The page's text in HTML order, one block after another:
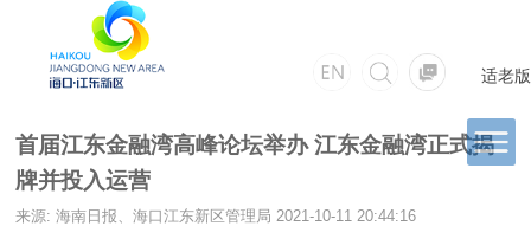
适老版
首届江东金融湾高峰论坛举办 江东金融湾正式揭
牌并投入运营
来源: 海南日报、海口江东新区管理局 2021-10-11 20:44:16